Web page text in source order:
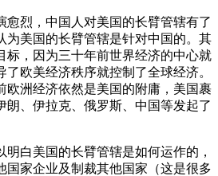
愈烈，中国人对美国的长臂管辖有了
为美国的长臂管辖是针对中国的。其
标，因为三十年前世界经济的中心就
欧美经济秩序就控制了全球经济。
欧洲经济依然是美国的附庸，美国裹
朗、伊拉克、俄罗斯、中国等发起了
白美国的长臂管辖是如何运作的，
国家企业及制裁其他国家（这是很多